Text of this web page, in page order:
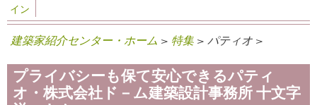
イン
建築家紹介センター・ホーム > 特集 > パティオ >
プライバシーも保て安心できるパティ
オ・株式会社ド－ム建築設計事務所 十文字